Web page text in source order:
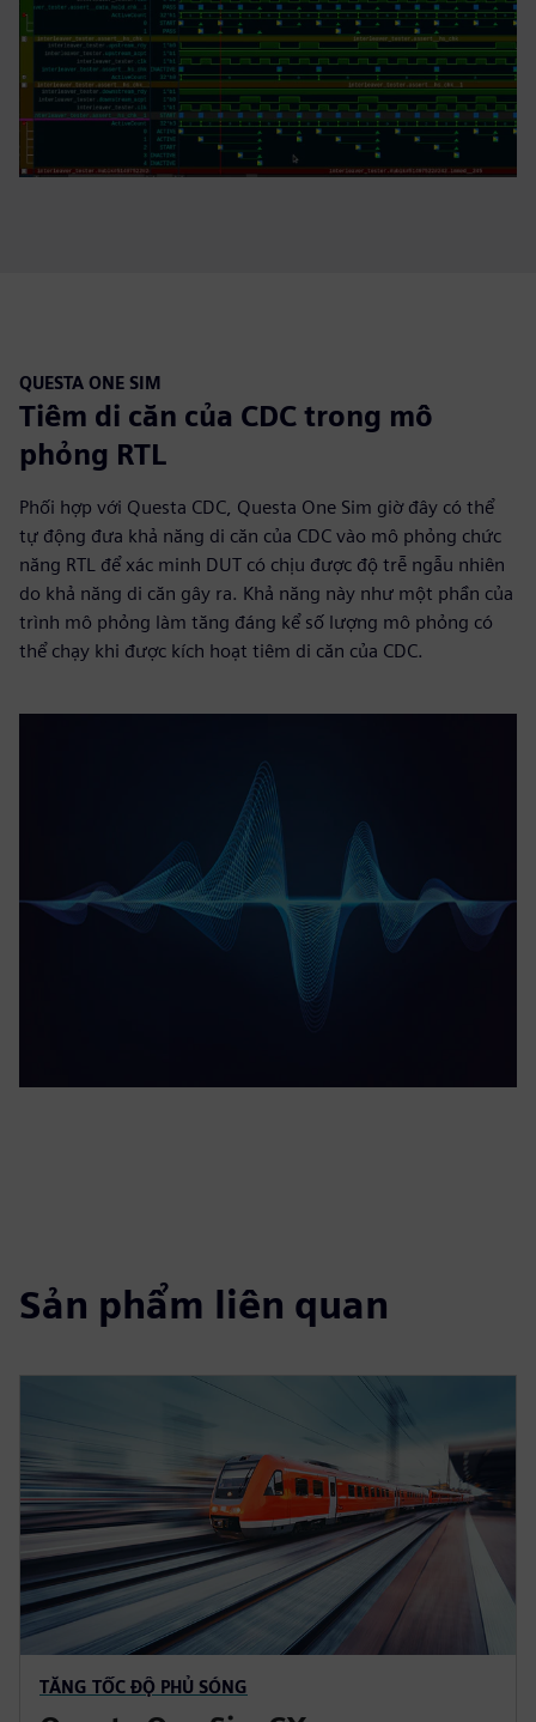
QUESTA ONE SIM
Tiêm di căn của CDC trong mô
phỏng RTL
Phối hợp với Questa CDC, Questa One Sim giờ đây có thể
tự động đưa khả năng di căn của CDC vào mô phỏng chức
năng RTL để xác minh DUT có chịu được độ trễ ngẫu nhiên
do khả năng di căn gây ra. Khả năng này như một phần của
trình mô phỏng làm tăng đáng kể số lượng mô phỏng có
thể chạy khi được kích hoạt tiêm di căn của CDC.
Sản phẩm liên quan
TĂNG TỐC ĐỘ PHỦ SÓNG